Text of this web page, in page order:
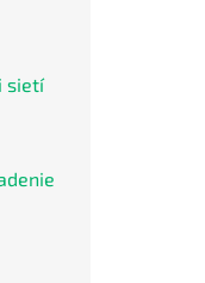
sietí